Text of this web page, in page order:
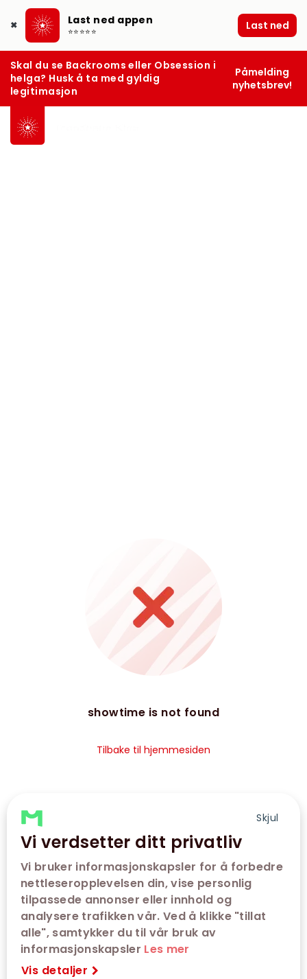
Skjul
Vi verdsetter ditt privatliv
Vi bruker informasjonskapsler for å forbedre
nettleseropplevelsen din, vise personlig
tilpassede annonser eller innhold og
analysere trafikken vår. Ved å klikke "tillat
alle", samtykker du til vår bruk av
informasjonskapsler Les mer
Vis detaljer
✖ Last ned appen
⭐⭐⭐⭐⭐ Last ned
Skal du se Backrooms eller Obsession i
helga? Husk å ta med gyldig
legitimasjon
Påmelding
nyhetsbrev!
showtime is not found
Tilbake til hjemmesiden